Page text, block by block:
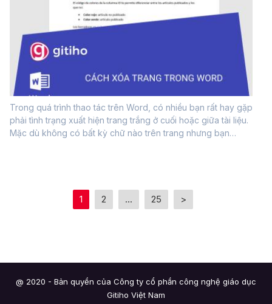
Trong quá trình thao tác trên Word, có nhiều bạn rất hay gặp
phải tình trạng xuất hiện trang trắng ở cuối hoặc giữa tài liệu.
Mặc dù không có bất kỳ chữ nào trên trang nhưng bạn
1 2 ... 25 >
@ 2020 - Bản quyền của Công ty cổ phần công nghệ giáo dục
Gitiho Việt Nam